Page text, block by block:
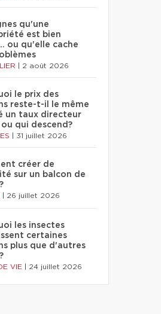
qu'une
est bien
ou qu'elle cache
2 août 2026
le prix des
reste-t-il le même
un taux directeur
qui descend?
31 juillet 2026
créer de
sur un balcon de
26 juillet 2026
les insectes
certaines
plus que d'autres
VIE 24 juillet 2026